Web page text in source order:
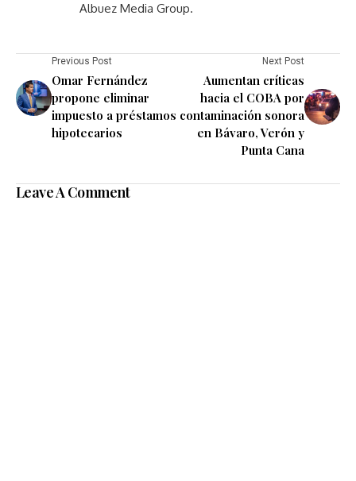
Albuez Media Group.
Previous Post
Omar Fernández
propone eliminar
impuesto a préstamos
hipotecarios
Next Post
Aumentan críticas
hacia el COBA por
contaminación sonora
en Bávaro, Verón y
Punta Cana
Leave A Comment